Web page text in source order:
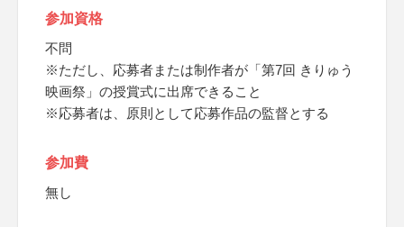
参加資格
不問
※ただし、応募者または制作者が「第7回 きりゅう
映画祭」の授賞式に出席できること
※応募者は、原則として応募作品の監督とする
参加費
無し